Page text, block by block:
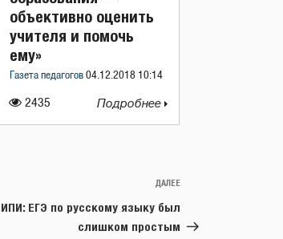
2435
объективно оценить
учителя и помочь
ему»
Газета педагогов 04.12.2018 10:14
Подробнее
Следующая
ДАЛЕЕ
ЕГЭ по русскому языку был
слишком простым